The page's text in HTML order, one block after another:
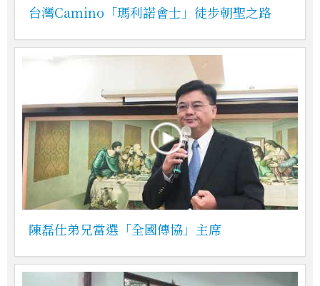
台灣Camino「瑪利諾會士」徒步朝聖之路
陳磊仕弟兄當選「全國傳協」主席